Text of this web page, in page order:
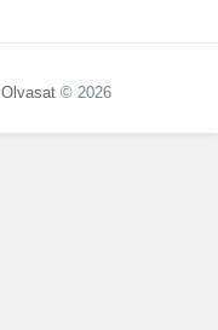
Olvasat © 2026